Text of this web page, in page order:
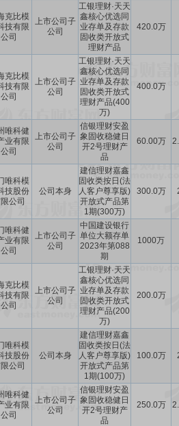
克比模
技有限
公司
上市公司子
公司
工银理财·天天
鑫核心优选同
业存单及存款
固收类开放式
理财产品
420.0万
克比模
技有限
公司
上市公司子
公司
工银理财·天天
鑫核心优选同
业存单及存款
固收类开放式
理财产品(400
万)
400.0万
唯科健
业有限
公司
上市公司子
公司
信银理财安盈
象固收稳健日
开2号理财产
品
60.00万
唯科模
技股份
公司
公司本身
建信理财嘉鑫
固收类按日(法
人客户尊享版)
开放式产品第
1期(300万)
300.0万
唯科健
业有限
公司
上市公司子
公司
中国建设银行
单位大额存单
2023年第088
期
1000万
克比模
技有限
公司
上市公司子
公司
工银理财·天天
鑫核心优选同
业存单及存款
固收类开放式
理财产品(200
万)
200.0万
唯科模
技股份
公司
公司本身
建信理财嘉鑫
固收类按日(法
人客户尊享版)
开放式产品第
1期(100万)
100.0万
唯科健
业有限
公司
上市公司子
公司
信银理财安盈
象固收稳健日
开2号理财产
品
250.0万